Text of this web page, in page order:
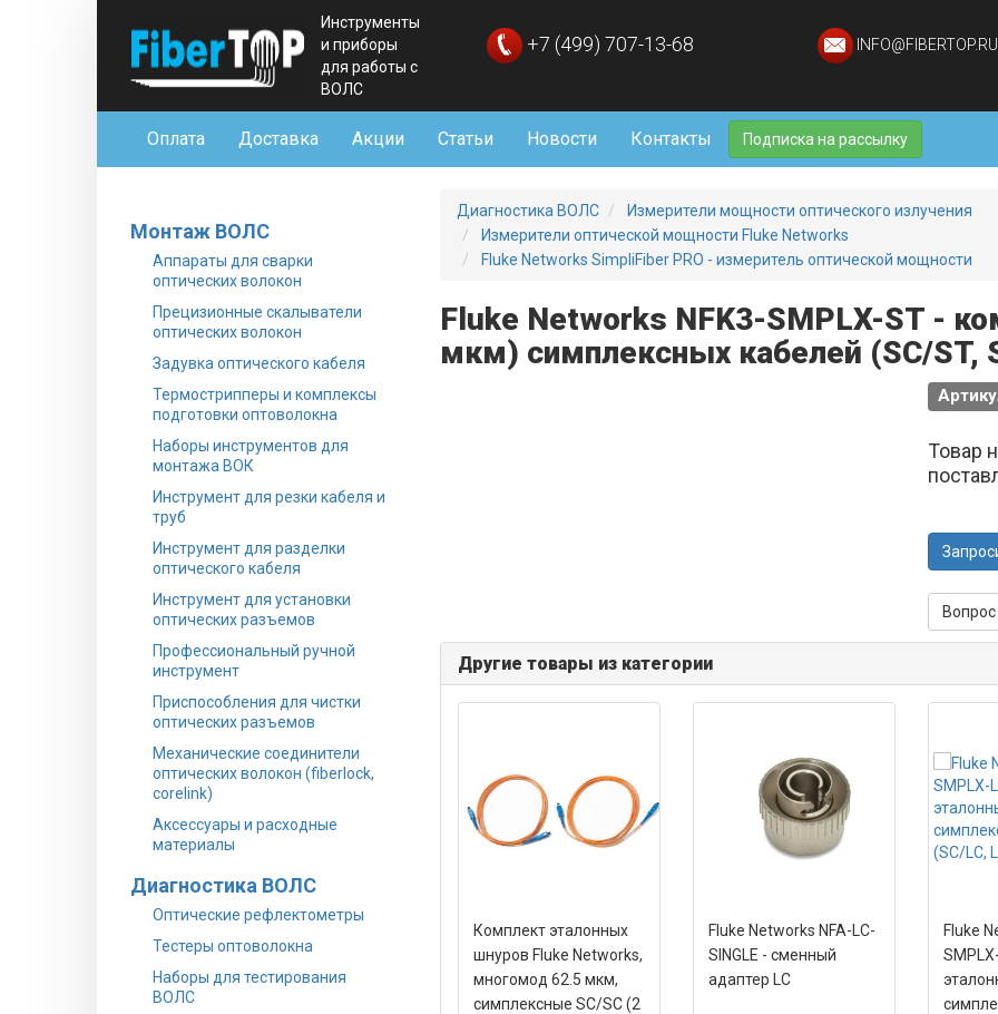
Инструменты
и приборы
для работы с
ВОЛС
+7 (499) 707-13-68 INFO@FIBERTOP.RU
Оплата Доставка Акции Статьи Новости Контакты Подписка на рассылку
Монтаж ВОЛС
Аппараты для сварки
оптических волокон
Прецизионные скалыватели
оптических волокон
Задувка оптического кабеля
Термострипперы и комплексы
подготовки оптоволокна
Наборы инструментов для
монтажа ВОК
Инструмент для резки кабеля и
труб
Инструмент для разделки
оптического кабеля
Инструмент для установки
оптических разъемов
Профессиональный ручной
инструмент
Приспособления для чистки
оптических разъемов
Механические соединители
оптических волокон (fiberlock,
corelink)
Аксессуары и расходные
материалы
Диагностика ВОЛС
Оптические рефлектометры
Тестеры оптоволокна
Наборы для тестирования
ВОЛС
Диагностика ВОЛС
Измерители мощности оптического излучения
Измерители оптической мощности Fluke Networks
Fluke Networks SimpliFiber PRO - измеритель оптической мощности
Fluke Networks NFK3-SMPLX-ST -
мкм) симплексных кабелей (SC/ST,
Товар
Другие товары из категории
Комплект эталонных
шнуров Fluke Networks,
многомод 62.5 мкм,
симплексные SC/SC (2
Fluke Networks NFA-LC-
SINGLE - сменный
адаптер LC
Fluke